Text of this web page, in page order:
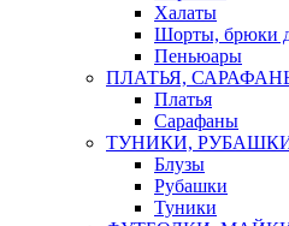
Халаты
Шорты, брюки
Пеньюары
ПЛАТЬЯ,
Платья
Сарафаны
ТУНИКИ,
Блузы
Рубашки
Туники